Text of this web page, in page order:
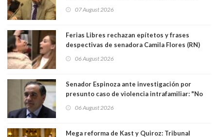
justicia constitucional porque no es diputado
07 August 2026
Ferias Libres rechazan epítetos y frases
despectivas de senadora Camila Flores (RN)
06 August 2026
Senador Espinoza ante investigación por
presunto caso de violencia intrafamiliar: "No
antecedentes a Tribunal Supremo
06 August 2026
Mega reforma de Kast y Quiroz: Tribunal